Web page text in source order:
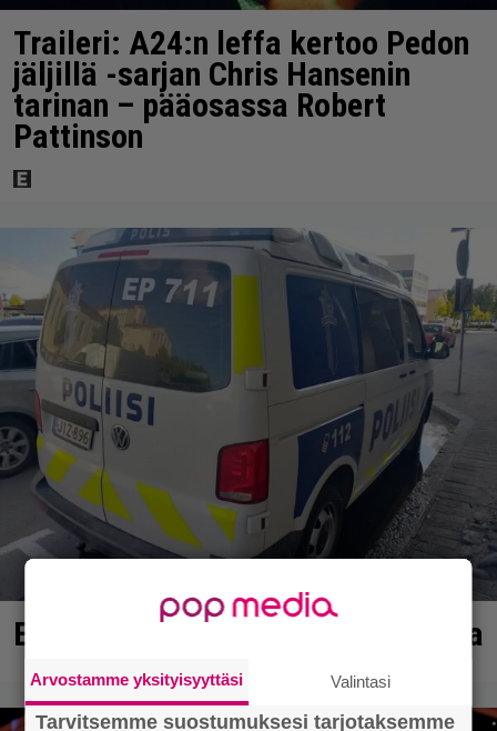
Traileri: A24:n leffa kertoo Pedon
jäljillä -sarjan Chris Hansenin
tarinan – pääosassa Robert
Pattinson
Erittäin vaarallinen kuski Ulvilassa
Arvostamme yksityisyyttäsi Valintasi
Tarvitsemme suostumuksesi tarjotaksemme